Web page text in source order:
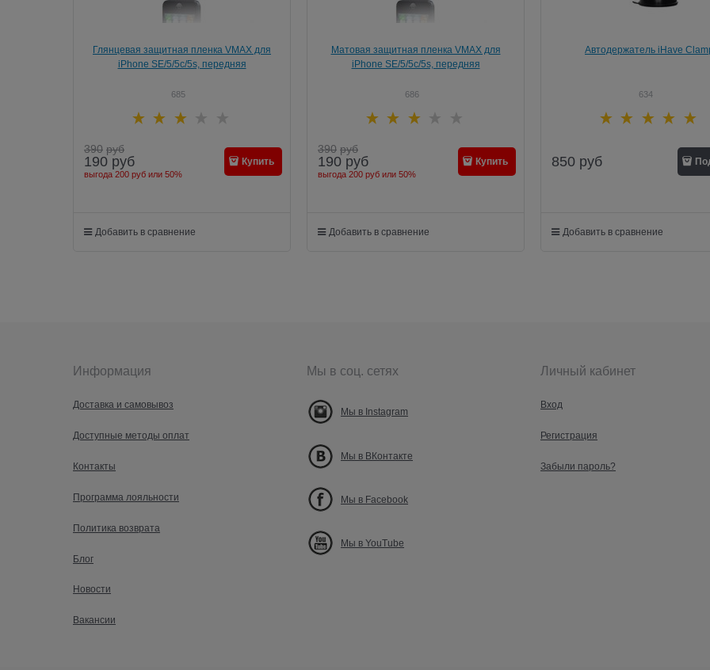
Глянцевая защитная пленка VMAX для
iPhone SE/5/5c/5s, передняя
685
390 руб
190 руб
выгода 200 руб или 50%
Купить
Добавить в сравнение
Матовая защитная пленка VMAX для
iPhone SE/5/5c/5s, передняя
686
390 руб
190 руб
выгода 200 руб или 50%
Купить
Добавить в сравнение
Автодержатель iHave
634
850 руб
Добавить в сравнение
Информация
Доставка и самовывоз
Доступные методы оплат
Контакты
Программа лояльности
Политика возврата
Блог
Новости
Вакансии
Мы в соц. сетях
Мы в Instagram
Мы в ВКонтакте
Мы в Facebook
Мы в YouTube
Личный кабинет
Вход
Регистрация
Забыли пароль?